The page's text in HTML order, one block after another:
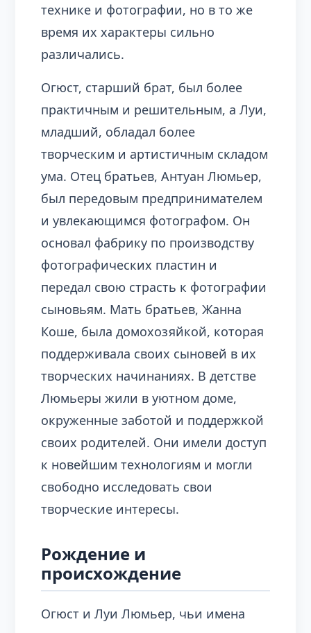
технике и фотографии, но в то же
время их характеры сильно
различались.
Огюст, старший брат, был более
практичным и решительным, а Луи,
младший, обладал более
творческим и артистичным складом
ума. Отец братьев, Антуан Люмьер,
был передовым предпринимателем
и увлекающимся фотографом. Он
основал фабрику по производству
фотографических пластин и
передал свою страсть к фотографии
сыновьям. Мать братьев, Жанна
Коше, была домохозяйкой, которая
поддерживала своих сыновей в их
творческих начинаниях. В детстве
Люмьеры жили в уютном доме,
окруженные заботой и поддержкой
своих родителей. Они имели доступ
к новейшим технологиям и могли
свободно исследовать свои
творческие интересы.
Рождение и
происхождение
Огюст и Луи Люмьер, чьи имена